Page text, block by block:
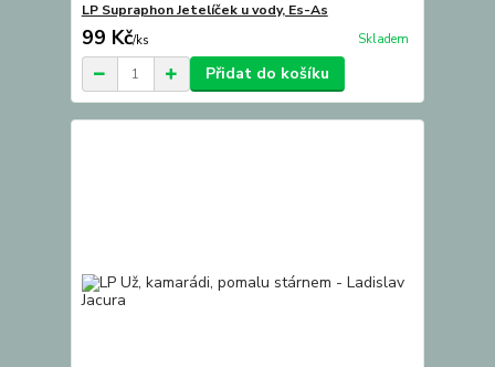
LP Supraphon Jetelíček u vody, Es-As
99 Kč/ks Skladem
Přidat do košíku